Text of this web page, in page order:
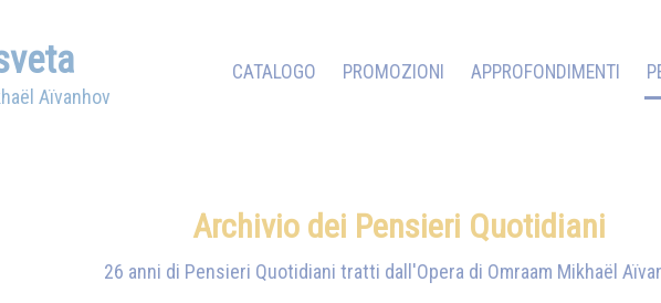
Aïvanhov
CATALOGO PROMOZIONI APPROFONDIMENTI
Archivio dei Pensieri Quotidiani
26 anni di Pensieri Quotidiani tratti dall'Opera di Omraam Mikhaël